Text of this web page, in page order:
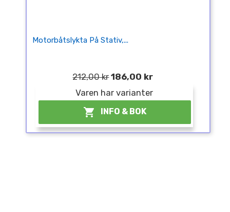
Motorbåtslykta På Stativ,...
212,00 kr 186,00 kr
Varen har varianter
 INFO & BOK